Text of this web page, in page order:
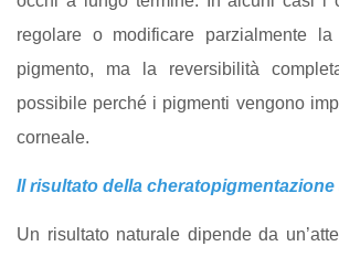
regolare o modificare parzialmente la
pigmento, ma la reversibilità
possibile perché i pigmenti vengono
corneale.
Il risultato della
Un risultato naturale dipende da